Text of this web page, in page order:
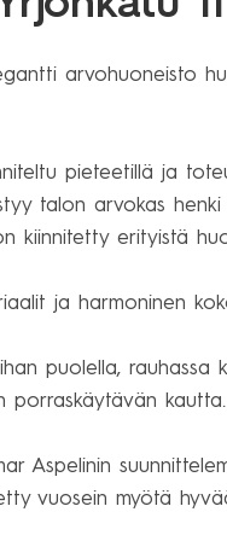
arvohuoneisto
pieteetillä ja
talon arvokas
kiinnitetty erityistä
ja harmoninen
puolella, rauhassa
porraskäytävän kautta.
Aspelinin
vuosein myötä